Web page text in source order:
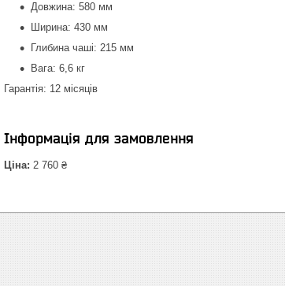
Довжина: 580 мм
Ширина: 430 мм
Глибина чаші: 215 мм
Вага: 6,6 кг
Гарантія: 12 місяців
Інформація для замовлення
Ціна: 2 760 ₴